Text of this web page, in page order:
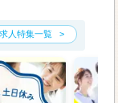
求人特集一覧